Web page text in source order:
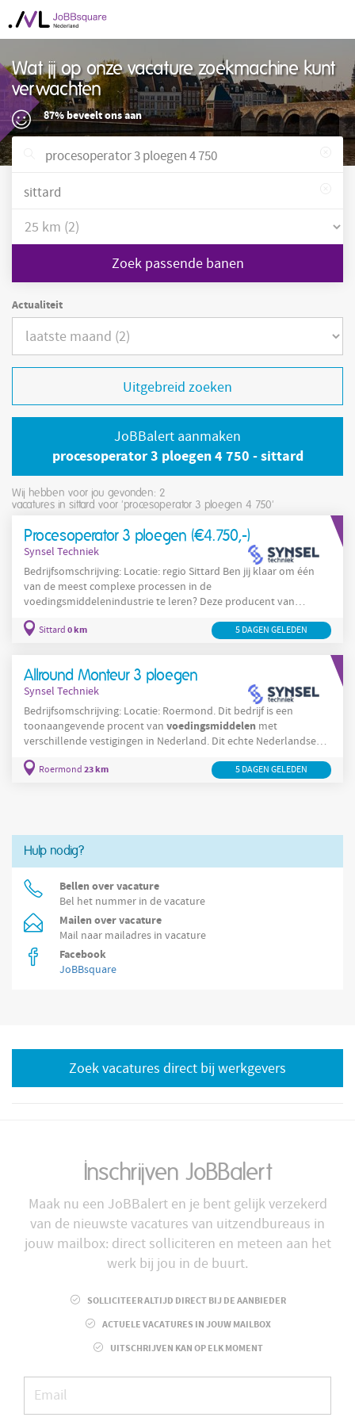
Wat jij op onze vacature zoekmachine kunt
verwachten
87% beveelt ons aan
Zoek passende banen
Actualiteit
Uitgebreid zoeken
JoBBalert aanmaken
procesoperator 3 ploegen 4 750 - sittard
Wij hebben voor jou gevonden: 2
vacatures in sittard voor 'procesoperator 3 ploegen 4 750'
Procesoperator 3 ploegen (€4.750,-)
Synsel Techniek
Bedrijfsomschrijving: Locatie: regio Sittard Ben jij klaar om één
van de meest complexe processen in de
voedingsmiddelenindustrie te leren? Deze producent van
voedingsmiddelen
Nederland. Voor de locatie in Sittard zijn ze op zoek naar een
Sittard 0 km 5 DAGEN GELEDEN
Allround Monteur 3 ploegen
Synsel Techniek
Bedrijfsomschrijving: Locatie: Roermond. Dit bedrijf is een
toonaangevende procent van voedingsmiddelen met
verschillende vestigingen in Nederland. Dit echte Nederlandse
verschillende fabrieken. Anno
zijn de producten van dit
Roermond 23 km 5 DAGEN GELEDEN
Hulp nodig?
Bellen over vacature
Bel het nummer in de vacature
Mailen over vacature
Mail naar mailadres in vacature
Facebook
JoBBsquare
Zoek vacatures direct bij werkgevers
Inschrijven JoBBalert
Maak nu een JoBBalert en je bent gelijk verzekerd
van de nieuwste vacatures van uitzendbureaus in
jouw mailbox: direct solliciteren en meteen aan het
werk bij jou in de buurt.
SOLLICITEER ALTIJD DIRECT BIJ DE AANBIEDER
ACTUELE VACATURES IN JOUW MAILBOX
UITSCHRIJVEN KAN OP ELK MOMENT